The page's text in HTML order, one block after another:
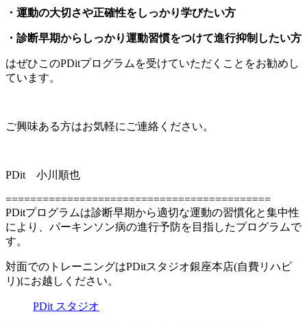
・運動の大切さや正確性をしっかり学びたい方
・診断早期からしっかり運動習慣をつけて進行抑制したい方
はぜひこのPDitプログラムを受けていただくことをお勧めし
ています。
ご興味ある方はお気軽にご連絡ください。
PDit 小川順也
===========================================
PDitプログラムは診断早期から適切な運動の習慣化と集中性
により、パーキンソン病の進行予防を目指したプログラムで
す。
対面でのトレーニングはPDitスタジオ銀座本店(自費リハビ
リ)にお越しください。
PDit スタジオ